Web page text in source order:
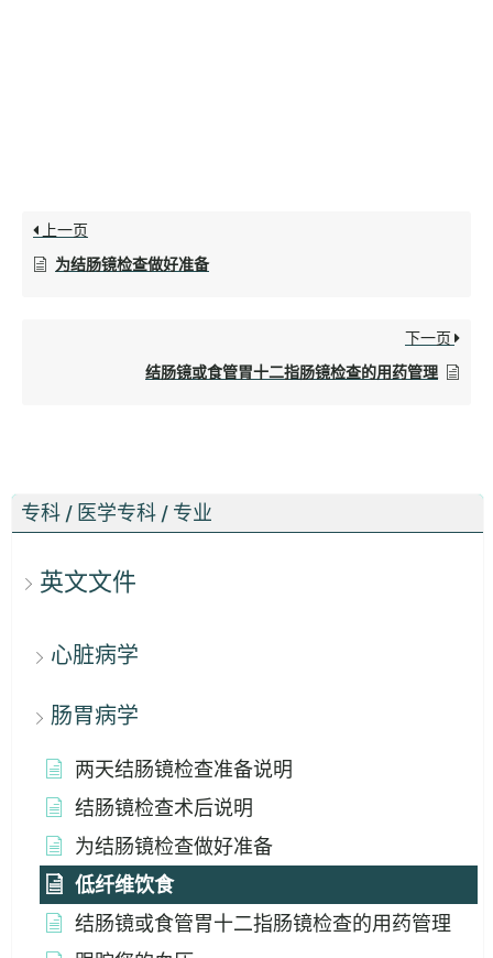
专科 / 医学专科 / 专业
英文文件
心脏病学
肠胃病学
两天结肠镜检查准备说明
结肠镜检查术后说明
为结肠镜检查做好准备
低纤维饮食
结肠镜或食管胃十二指肠镜检查的用药管理
上一页
为结肠镜检查做好准备
下一页
结肠镜或食管胃十二指肠镜检查的用药管理